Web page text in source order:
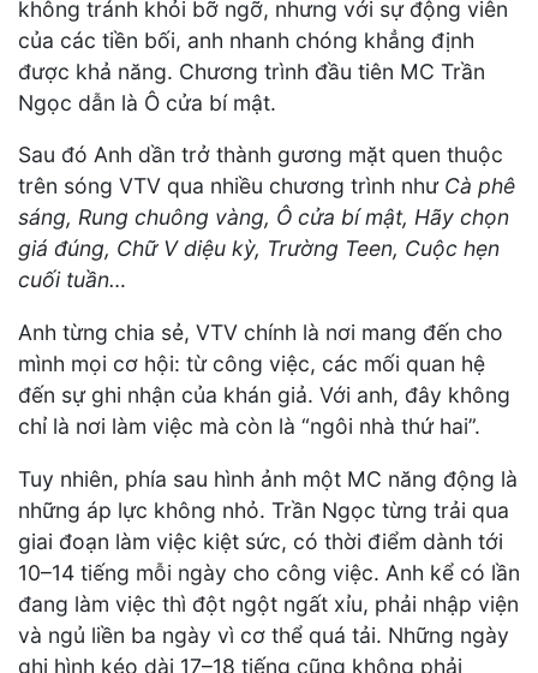
không tránh khỏi bỡ ngỡ, nhưng với sự động viên
của các tiền bối, anh nhanh chóng khẳng định
được khả năng. Chương trình đầu tiên MC Trần
Ngọc dẫn là Ô cửa bí mật.
Sau đó Anh dần trở thành gương mặt quen thuộc
trên sóng VTV qua nhiều chương trình như Cà phê
sáng, Rung chuông vàng, Ô cửa bí mật, Hãy chọn
giá đúng, Chữ V diệu kỳ, Trường Teen, Cuộc hẹn
cuối tuần…
Anh từng chia sẻ, VTV chính là nơi mang đến cho
mình mọi cơ hội: từ công việc, các mối quan hệ
đến sự ghi nhận của khán giả. Với anh, đây không
chỉ là nơi làm việc mà còn là “ngôi nhà thứ hai”.
Tuy nhiên, phía sau hình ảnh một MC năng động là
những áp lực không nhỏ. Trần Ngọc từng trải qua
giai đoạn làm việc kiệt sức, có thời điểm dành tới
10–14 tiếng mỗi ngày cho công việc. Anh kể có lần
đang làm việc thì đột ngột ngất xỉu, phải nhập viện
và ngủ liền ba ngày vì cơ thể quá tải. Những ngày
ghi hình kéo dài 17–18 tiếng cũng không phải